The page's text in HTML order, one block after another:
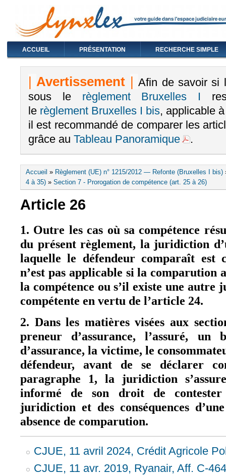
ACCUEIL PRÉSENTATION RECHERCHE SIMPLE
|Avertissement | Afin de savoir si
sous le règlement Bruxelles I
le règlement Bruxelles I bis, applicable
il est recommandé de comparer les
grâce au Tableau Panoramique .
Vous êtes ici
Accueil » Règlement (UE) n° 1215/2012 — Refonte (Bruxelles I bis)
4 à 35) » Section 7 - Prorogation de compétence (art. 25 à 26)
Article 26
1. Outre les cas où sa compétence
du présent règlement, la juridiction
laquelle le défendeur comparaît est
n’est pas applicable si la comparution
la compétence ou s’il existe une autre
compétente en vertu de l’article 24.
2. Dans les matières visées aux
preneur d’assurance, l’assuré, un
d’assurance, la victime, le
défendeur, avant de se déclarer
paragraphe 1, la juridiction
informé de son droit de
juridiction et des conséquences
absence de comparution.
CJUE, 11 avril 2024, Crédit Agricole
CJUE, 11 avr. 2019, Ryanair, Aff.